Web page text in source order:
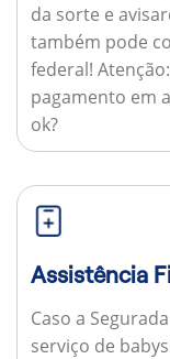
da sorte e
também pode
federal! Atenção:
pagamento em
ok?
Assistência
Caso a
serviço de